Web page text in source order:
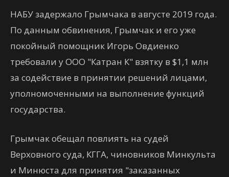
НАБУ задержало Грымчака в августе 2019 года.
По данным обвинения, Грымчак и его уже
покойный помощник Игорь Овдиенко
требовали у ООО "Катран К" взятку в $1,1 млн
за содействие в принятии решений лицами,
уполномоченными на выполнение функций
государства.
Грымчак обещал повлиять на судей
Верховного суда, КГГА, чиновников Минкульта
и Минюста для принятия "заказанных